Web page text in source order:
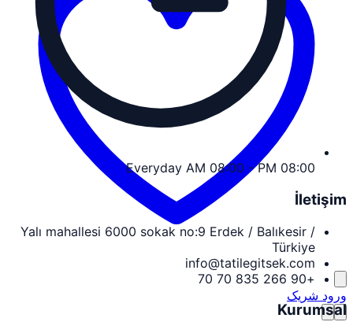
ورود شریک
Everyday AM 08:00 - PM 08:00
İletişim
Yalı mahallesi 6000 sokak no:9 Erdek / Balıkesir /
Türkiye
info@tatilegitsek.com
+90 266 835 70 70
Kurumsal